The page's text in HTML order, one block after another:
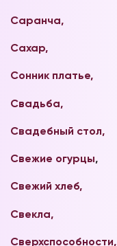
Саранча,
Сахар,
Сонник платье,
Свадьба,
Свадебный стол,
Свежие огурцы,
Свежий хлеб,
Свекла,
Сверхспособности,